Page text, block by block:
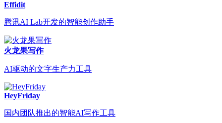
Effidit
腾讯AI Lab开发的智能创作助手
火龙果写作
AI驱动的文字生产力工具
HeyFriday
国内团队推出的智能AI写作工具